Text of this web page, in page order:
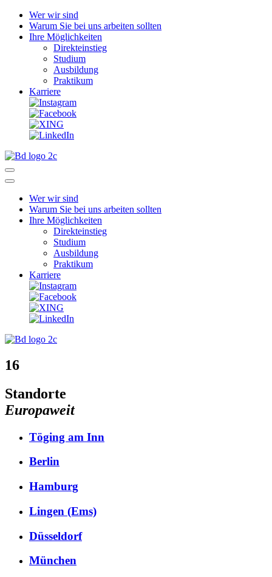
Wer wir sind
Warum Sie bei uns arbeiten sollten
Ihre Möglichkeiten
Direkteinstieg
Studium
Ausbildung
Praktikum
Karriere
Wer wir sind
Warum Sie bei uns arbeiten sollten
Ihre Möglichkeiten
Direkteinstieg
Studium
Ausbildung
Praktikum
Karriere
16
Standorte
Europaweit
Töging am Inn
Berlin
Hamburg
Lingen (Ems)
Düsseldorf
München